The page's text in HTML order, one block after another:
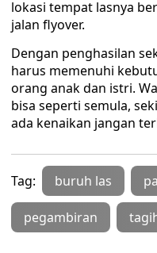
lokasi tempat lasnya
jalan flyover.
Dengan penghasilan
harus memenuhi
orang anak dan istri.
bisa seperti semula,
ada kenaikan jangan
Tag: buruh las
pegambiran